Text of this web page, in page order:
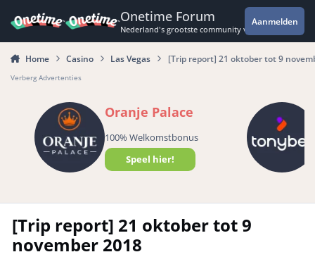
Onetime Forum
Nederland's grootste community voor de
Aanmelden
Home Casino Las Vegas [Trip report] 21 oktober tot 9
Verberg Advertenties
Oranje Palace
100% Welkomstbonus
Speel hier!
[Trip report] 21 oktober tot 9
november 2018